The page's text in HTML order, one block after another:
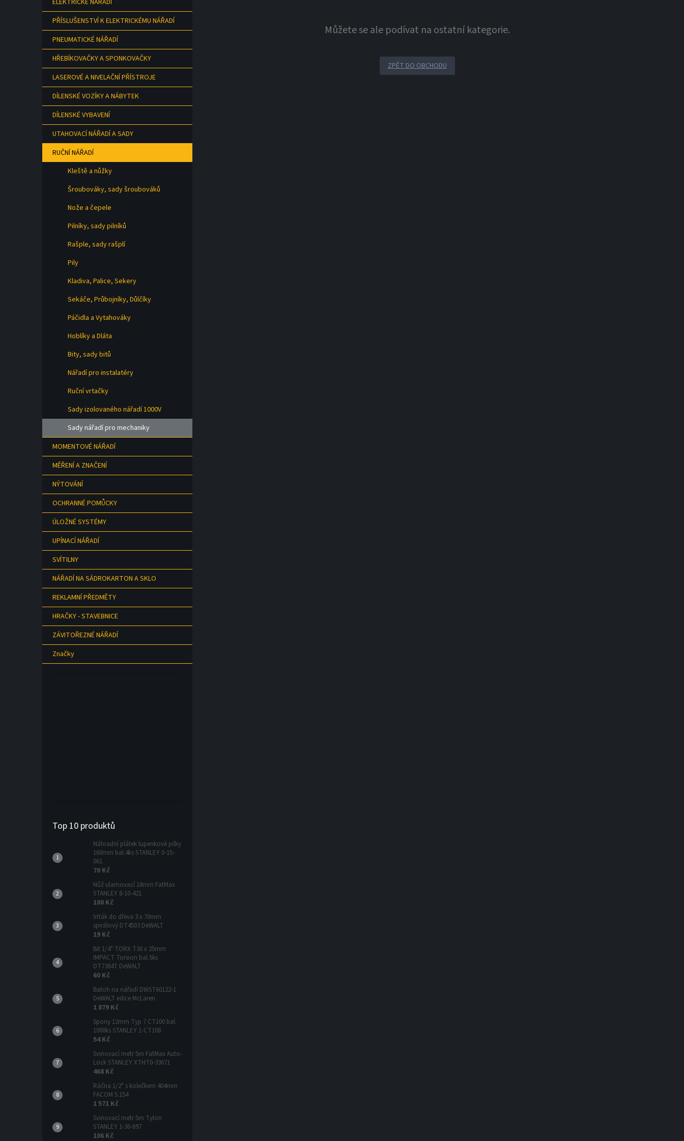
e
ELEKTRICKÉ NÁŘADÍ
PŘÍSLUŠENSTVÍ K ELEKTRICKÉMU NÁŘADÍ
PNEUMATICKÉ NÁŘADÍ
HŘEBÍKOVAČKY A SPONKOVAČKY
LASEROVÉ A NIVELAČNÍ PŘÍSTROJE
DÍLENSKÉ VOZÍKY A NÁBYTEK
DÍLENSKÉ VYBAVENÍ
UTAHOVACÍ NÁŘADÍ A SADY
RUČNÍ NÁŘADÍ
Kleště a nůžky
Šroubováky, sady šroubováků
Nože a čepele
Pilníky, sady pilníků
Rašple, sady rašplí
Pily
Kladiva, Palice, Sekery
Sekáče, Průbojníky, Důlčíky
Páčidla a Vytahováky
Hoblíky a Dláta
Bity, sady bitů
Nářadí pro instalatéry
Ruční vrtačky
Sady izolovaného nářadí 1000V
Sady nářadí pro mechaniky
MOMENTOVÉ NÁŘADÍ
MĚŘENÍ A ZNAČENÍ
NÝTOVÁNÍ
OCHRANNÉ POMŮCKY
ÚLOŽNÉ SYSTÉMY
UPÍNACÍ NÁŘADÍ
SVÍTILNY
NÁŘADÍ NA SÁDROKARTON A SKLO
REKLAMNÍ PŘEDMĚTY
HRAČKY - STAVEBNICE
ZÁVITOŘEZNÉ NÁŘADÍ
Značky
Top 10 produktů
Náhradní plátek lupenkové pilky
160mm bal.4ks STANLEY 0-15-
061
70 Kč
Nůž ulamovací 18mm FatMax
STANLEY 8-10-421
100 Kč
Vrták do dřeva 3 x 70mm
spirálový DT4503 DeWALT
19 Kč
Bit 1/4" TORX T30 x 25mm
IMPACT Torsion bal.5ks
DT7384T DeWALT
60 Kč
Batoh na nářadí DWST60122-1
DeWALT edice McLaren
1 879 Kč
Spony 12mm Typ 7 CT100 bal.
1000ks STANLEY 1-CT108
54 Kč
Svinovací metr 5m FatMax Auto-
Lock STANLEY XTHT0-33671
468 Kč
Ráčna 1/2" s kolečkem 404mm
FACOM S.154
1 571 Kč
Svinovací metr 5m Tylon
STANLEY 1-30-697
106 Kč
Můžete se ale podívat na ostatní kategorie.
ZPĚT DO OBCHODU